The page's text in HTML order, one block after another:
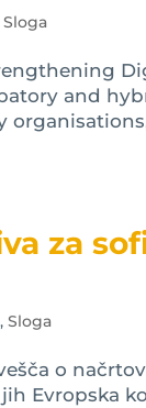
Sloga
and
za
,Sloga
o
Evropska